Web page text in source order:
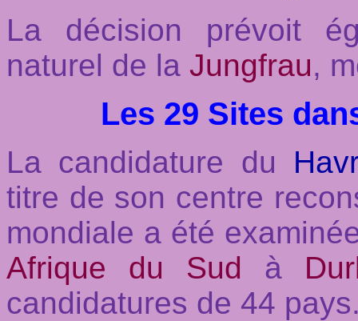
La décision prévoit
naturel de la Jungfrau,
Les 29 Sites
La candidature du
titre de son centre
mondiale a été
Afrique du Sud à
candidatures de 44